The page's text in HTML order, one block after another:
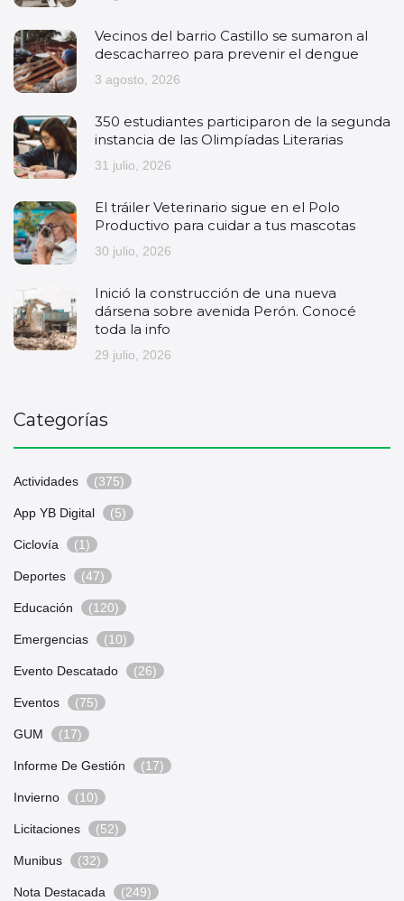
Vecinos del barrio Castillo se sumaron al
descacharreo para prevenir el dengue
3 agosto, 2026
350 estudiantes participaron de la segunda
instancia de las Olimpíadas Literarias
31 julio, 2026
El tráiler Veterinario sigue en el Polo
Productivo para cuidar a tus mascotas
30 julio, 2026
Inició la construcción de una nueva
dársena sobre avenida Perón. Conocé
toda la info
29 julio, 2026
Categorías
Actividades (375)
App YB Digital (5)
Ciclovía (1)
Deportes (47)
Educación (120)
Emergencias (10)
Evento Descatado (26)
Eventos (75)
GUM (17)
Informe De Gestión (17)
Invierno (10)
Licitaciones (52)
Munibus (32)
Nota Destacada (249)